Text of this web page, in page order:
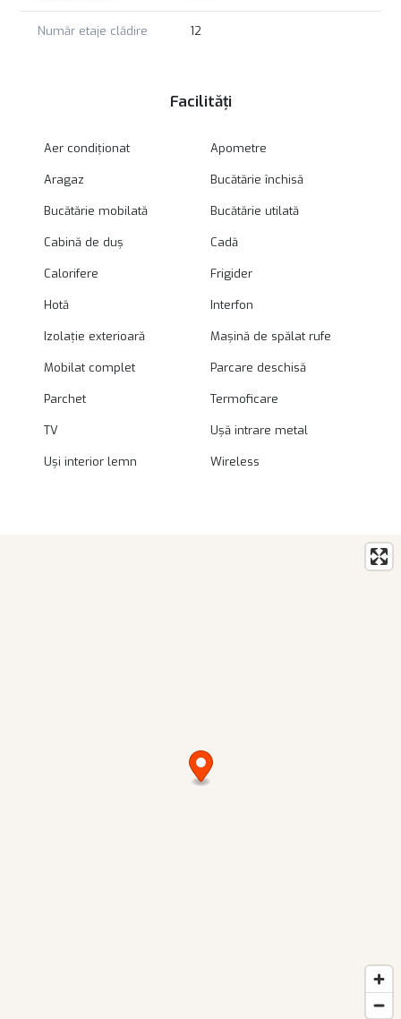
Număr etaje clădire 12
Facilități
Aer condiționat Apometre
Aragaz Bucătărie închisă
Bucătărie mobilată Bucătărie utilată
Cabină de duș Cadă
Calorifere Frigider
Hotă Interfon
Izolație exterioară Mașină de spălat rufe
Mobilat complet Parcare deschisă
Parchet Termoficare
TV Ușă intrare metal
Uși interior lemn Wireless